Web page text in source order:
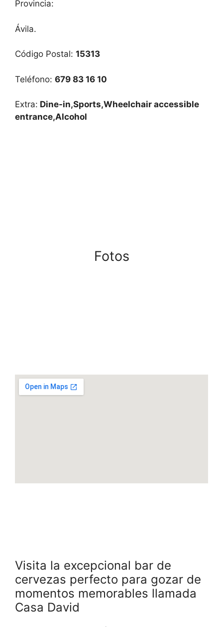
Provincia:
Ávila.
Código Postal: 15313
Teléfono: 679 83 16 10
Extra: Dine-in,Sports,Wheelchair accessible
entrance,Alcohol
Fotos
Visita la excepcional bar de
cervezas perfecto para gozar de
momentos memorables llamada
Casa David